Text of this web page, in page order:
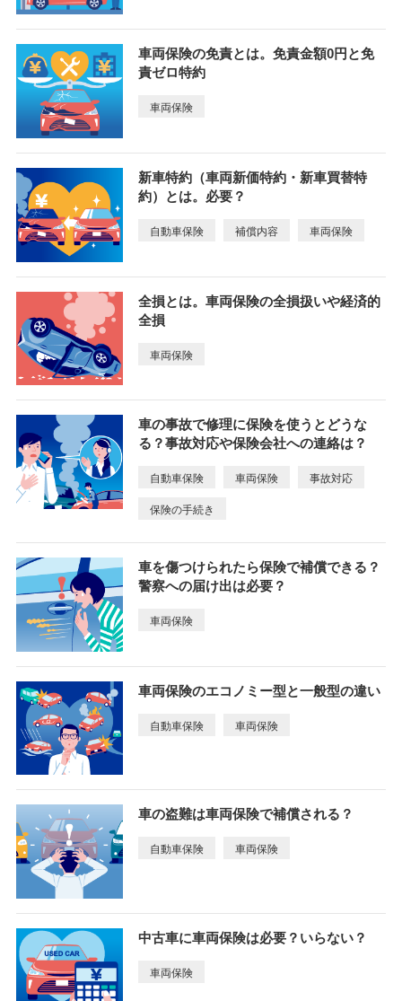
車両保険の免責とは。免責金額0円と免
責ゼロ特約
車両保険
新車特約（車両新価特約・新車買替特
約）とは。必要？
自動車保険 補償内容 車両保険
全損とは。車両保険の全損扱いや経済的
全損
車両保険
車の事故で修理に保険を使うとどうな
る？事故対応や保険会社への連絡は？
自動車保険 車両保険 事故対応
保険の手続き
車を傷つけられたら保険で補償できる？
警察への届け出は必要？
車両保険
車両保険のエコノミー型と一般型の違い
自動車保険 車両保険
車の盗難は車両保険で補償される？
自動車保険 車両保険
中古車に車両保険は必要？いらない？
車両保険